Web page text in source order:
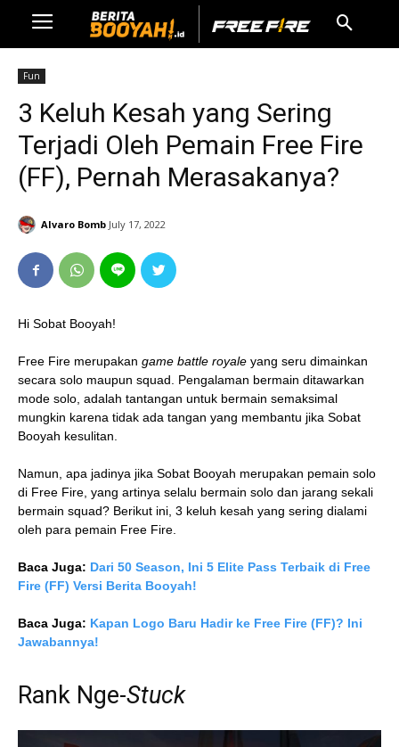
Fun
3 Keluh Kesah yang Sering
Terjadi Oleh Pemain Free Fire
(FF), Pernah Merasakanya?
Alvaro Bomb July 17, 2022
Hi Sobat Booyah!
Free Fire merupakan game battle royale yang seru dimainkan
secara solo maupun squad. Pengalaman bermain ditawarkan
mode solo, adalah tantangan untuk bermain semaksimal
mungkin karena tidak ada tangan yang membantu jika Sobat
Booyah kesulitan.
Namun, apa jadinya jika Sobat Booyah merupakan pemain solo
di Free Fire, yang artinya selalu bermain solo dan jarang sekali
bermain squad? Berikut ini, 3 keluh kesah yang sering dialami
oleh para pemain Free Fire.
Baca Juga: Dari 50 Season, Ini 5 Elite Pass Terbaik di Free
Fire (FF) Versi Berita Booyah!
Baca Juga: Kapan Logo Baru Hadir ke Free Fire (FF)? Ini
Jawabannya!
Rank Nge-Stuck